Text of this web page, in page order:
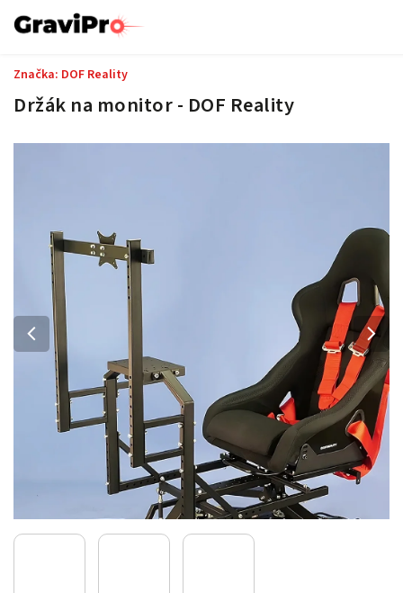
Držák na monitor - DOF Reality
Značka: DOF Reality